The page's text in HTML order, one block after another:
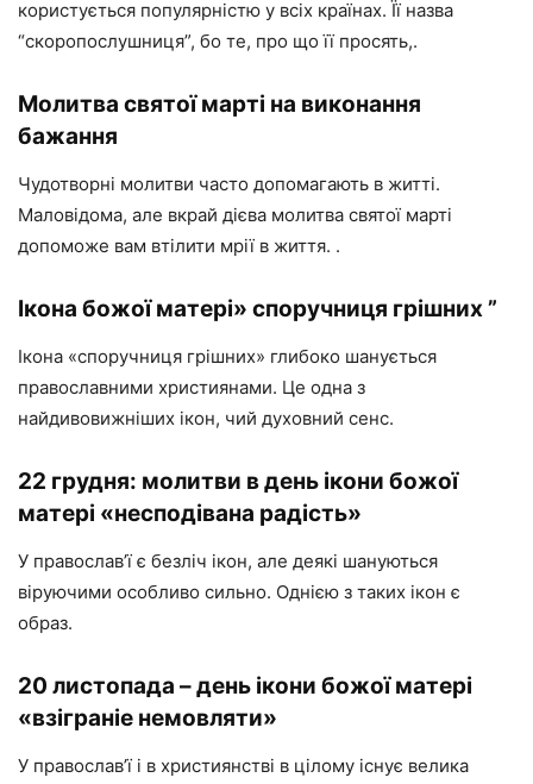
користується популярністю у всіх країнах. Її назва
“скоропослушниця”, бо те, про що її просять,.
Молитва святої марті на виконання
бажання
Чудотворні молитви часто допомагають в житті.
Маловідома, але вкрай дієва молитва святої марті
допоможе вам втілити мрії в життя. .
Ікона божої матері» споручниця грішних ”
Ікона «споручниця грішних» глибоко шанується
православними християнами. Це одна з
найдивовижніших ікон, чий духовний сенс.
22 грудня: молитви в день ікони божої
матері «несподівана радість»
У православ’ї є безліч ікон, але деякі шануються
віруючими особливо сильно. Однією з таких ікон є
образ.
20 листопада – день ікони божої матері
«взіграніе немовляти»
У православ’ї і в християнстві в цілому існує велика